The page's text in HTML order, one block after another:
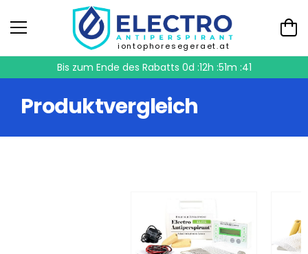
iontophoresegeraet.at
Bis zum Ende des Rabatts 0d :12h :51m :41
Produktvergleich